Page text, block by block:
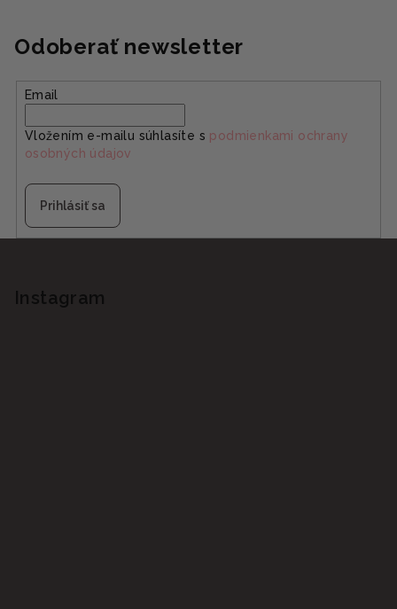
Odoberať newsletter
Email
Vložením e-mailu súhlasíte s podmienkami ochrany
osobných údajov
Prihlásiť sa
Instagram